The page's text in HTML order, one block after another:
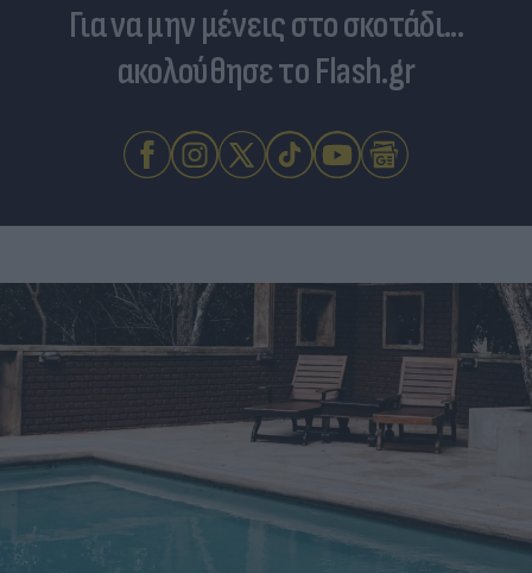
Για να μην μένεις στο σκοτάδι...
ακολούθησε το Flash.gr